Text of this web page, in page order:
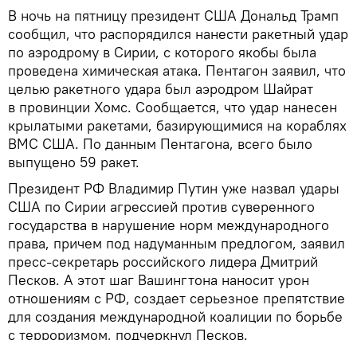
В ночь на пятницу президент США Дональд Трамп
сообщил, что распорядился нанести ракетный удар
по аэродрому в Сирии, с которого якобы была
проведена химическая атака. Пентагон заявил, что
целью ракетного удара был аэродром Шайрат
в провинции Хомс. Сообщается, что удар нанесен
крылатыми ракетами, базирующимися на кораблях
ВМС США. По данным Пентагона, всего было
выпущено 59 ракет.
Президент РФ Владимир Путин уже назвал удары
США по Сирии агрессией против суверенного
государства в нарушение норм международного
права, причем под надуманным предлогом, заявил
пресс-секретарь российского лидера Дмитрий
Песков. А этот шаг Вашингтона наносит урон
отношениям с РФ, создает серьезное препятствие
для создания международной коалиции по борьбе
с терроризмом, подчеркнул Песков.